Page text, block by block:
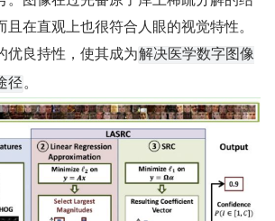
在直观上也很符合人眼的视觉特性。
优良持性，使其成为解决医学数字图像
径。